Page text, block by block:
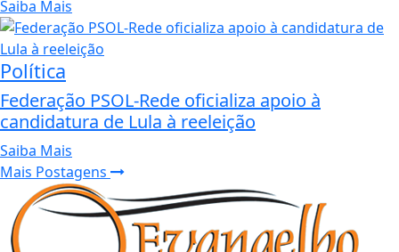
Saiba Mais
Política
Federação PSOL-Rede oficializa apoio à
candidatura de Lula à reeleição
Saiba Mais
Mais Postagens